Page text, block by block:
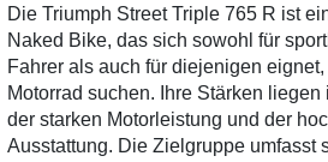
Die Triumph Street Triple 765 R ist
Naked Bike, das sich sowohl für
Fahrer als auch für diejenigen
Motorrad suchen. Ihre Stärken
der starken Motorleistung und der
Ausstattung. Die Zielgruppe umfasst